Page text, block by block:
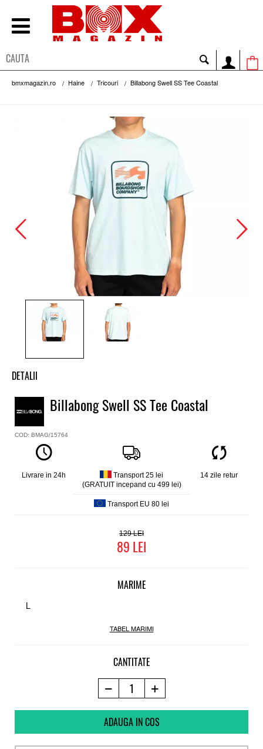
bmxmagazin.ro Haine Tricouri Billabong Swell SS Tee Coastal
DETALII
Tricou baieti Billabong
Model
Swell Short Sleve Tee
Culoare
Albastru
Material
100% bumbac (160g/m2)
Billabong Swell SS Tee Coastal
COD: BMAG/15764
Livrare in 24h
Transport 25 lei
(GRATUIT incepand cu 499 lei)
Transport EU 80 lei
14 zile retur
129
89
MARIME
L
TABEL MARIMI
CANTITATE
ADAUGA IN COS